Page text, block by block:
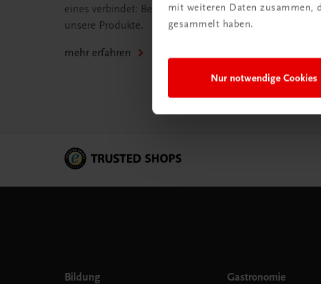
mit weiteren Daten zusammen,
gesammelt haben.
Nur notwendige Cookies
eines verbindet: Begeisterung für
unsere Produkte.
mehr erfahren
Bildung Gastronomie